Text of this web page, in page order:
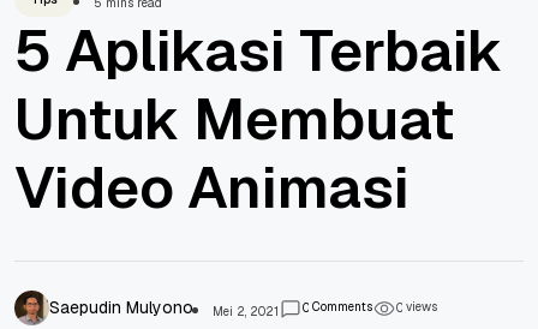
5 Aplikasi Terbaik
Untuk Membuat
Video Animasi
Saepudin Mulyono Mei 2, 2021 0Comments 0views